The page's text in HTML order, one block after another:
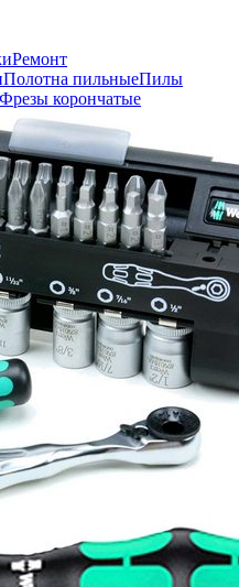
Ремонт
Полотна пильныеПилы
Фрезы корончатые